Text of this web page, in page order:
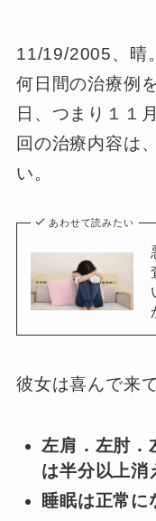
11/19/2005、晴。
何日間の治療例
日、つまり１１
回の治療内容は
い。
あわせて読みたい
彼女は喜んで来
左肩．左肘．
は半分以上消
睡眠は正常に